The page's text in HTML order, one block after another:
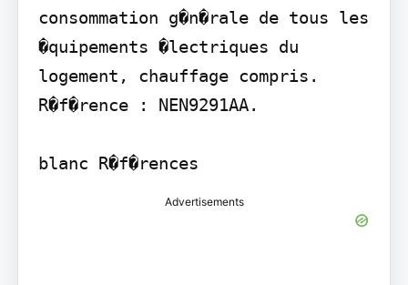
consommation g�n�rale de tous les
�quipements �lectriques du
logement, chauffage compris.
R�f�rence : NEN9291AA.
blanc R�f�rences
Advertisements